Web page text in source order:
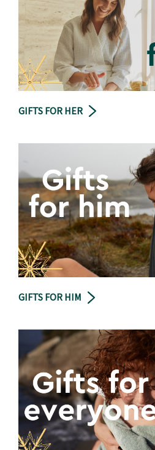
GIFTS FOR HER
GIFTS FOR HIM